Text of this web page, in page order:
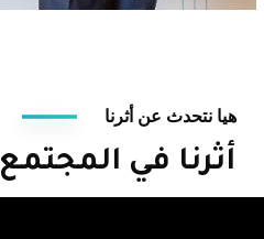
هيا نتحدث عن أثرنا
أثرنا في المجتمع